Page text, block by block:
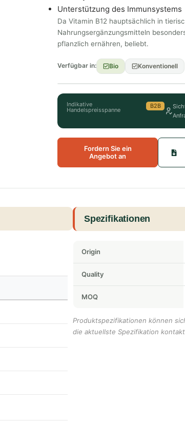
Unterstützung des Immunsystems
Da Vitamin B12 hauptsächlich in
Nahrungsergänzungsmitteln
pflanzlich ernähren, beliebt.
Verfügbar in: Bio Konventionell
Indikative
Handelspreisspanne
B2B
Fordern Sie ein
Angebot an
Spezifikationen
Origin
Quality
MOQ
Produktspezifikationen können
die aktuellste Spezifikation